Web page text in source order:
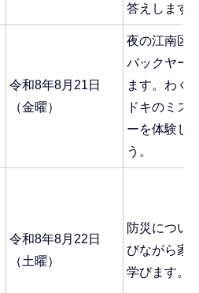
答えします
令和8年8月21日
（金曜）
夜の江南区
バックヤー
ます。わく
ドキのミス
ーを体験し
う。
令和8年8月22日
（土曜）
防災につい
びながら家
学びます。